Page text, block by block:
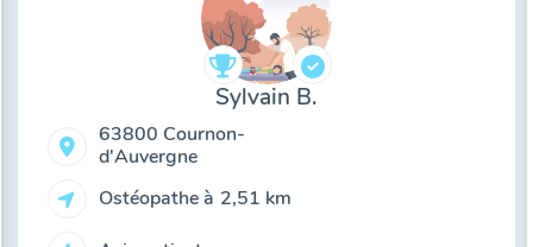
Sylvain B.
63800 Cournon-
d'Auvergne
Ostéopathe à 2,51 km